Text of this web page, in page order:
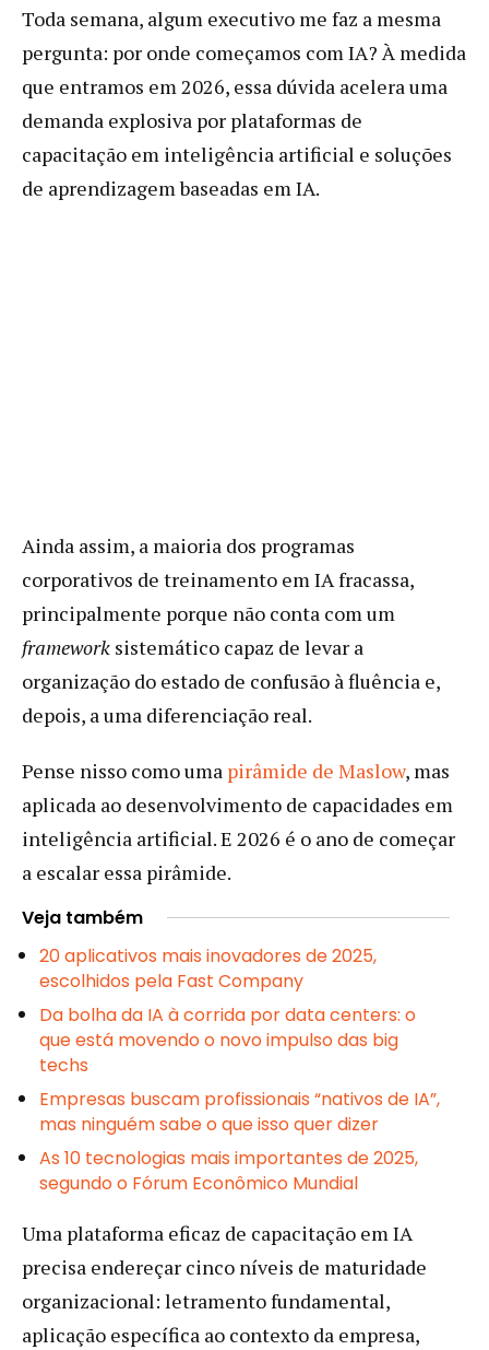
Toda semana, algum executivo me faz a mesma
pergunta: por onde começamos com IA? À medida
que entramos em 2026, essa dúvida acelera uma
demanda explosiva por plataformas de
capacitação em inteligência artificial e soluções
de aprendizagem baseadas em IA.
Ainda assim, a maioria dos programas
corporativos de treinamento em IA fracassa,
principalmente porque não conta com um
framework sistemático capaz de levar a
organização do estado de confusão à fluência e,
depois, a uma diferenciação real.
Pense nisso como uma pirâmide de Maslow, mas
aplicada ao desenvolvimento de capacidades em
inteligência artificial. E 2026 é o ano de começar
a escalar essa pirâmide.
Veja também
20 aplicativos mais inovadores de 2025,
escolhidos pela Fast Company
Da bolha da IA à corrida por data centers: o
que está movendo o novo impulso das big
techs
Empresas buscam profissionais “nativos de IA”,
mas ninguém sabe o que isso quer dizer
As 10 tecnologias mais importantes de 2025,
segundo o Fórum Econômico Mundial
Uma plataforma eficaz de capacitação em IA
precisa endereçar cinco níveis de maturidade
organizacional: letramento fundamental,
aplicação específica ao contexto da empresa,